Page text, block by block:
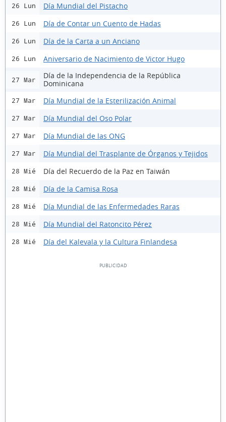
26 Lun Día Mundial del Pistacho
26 Lun Día de Contar un Cuento de Hadas
26 Lun Día de la Carta a un Anciano
26 Lun Aniversario de Nacimiento de Victor Hugo
27 Mar
Día de la Independencia de la República
Dominicana
27 Mar Día Mundial de la Esterilización Animal
27 Mar Día Mundial del Oso Polar
27 Mar Día Mundial de las ONG
27 Mar Día Mundial del Trasplante de Órganos y Tejidos
28 Mié Día del Recuerdo de la Paz en Taiwán
28 Mié Día de la Camisa Rosa
28 Mié Día Mundial de las Enfermedades Raras
28 Mié Día Mundial del Ratoncito Pérez
28 Mié Día del Kalevala y la Cultura Finlandesa